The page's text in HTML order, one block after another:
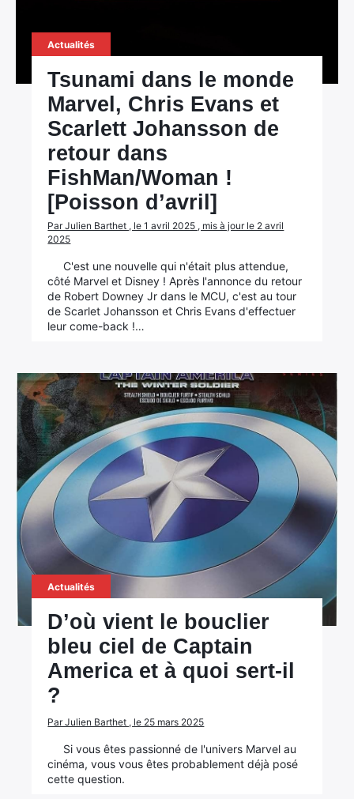
Actualités
Tsunami dans le monde
Marvel, Chris Evans et
Scarlett Johansson de
retour dans
FishMan/Woman !
[Poisson d’avril]
Par Julien Barthet , le 1 avril 2025 , mis à jour le 2 avril
2025
C'est une nouvelle qui n'était plus attendue,
côté Marvel et Disney ! Après l'annonce du retour
de Robert Downey Jr dans le MCU, c'est au tour
de Scarlet Johansson et Chris Evans d'effectuer
leur come-back !…
Actualités
D’où vient le bouclier
bleu ciel de Captain
America et à quoi sert-il
?
Par Julien Barthet , le 25 mars 2025
Si vous êtes passionné de l'univers Marvel au
cinéma, vous vous êtes probablement déjà posé
cette question.